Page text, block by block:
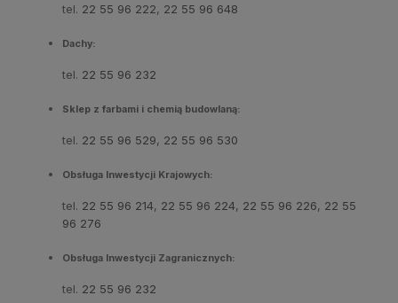
tel. 22 55 96 222, 22 55 96 648
Dachy:
tel. 22 55 96 232
Sklep z farbami i chemią budowlaną:
tel. 22 55 96 529, 22 55 96 530
Obsługa Inwestycji Krajowych:
tel. 22 55 96 214, 22 55 96 224, 22 55 96 226, 22 55
96 276
Obsługa Inwestycji Zagranicznych:
tel. 22 55 96 232